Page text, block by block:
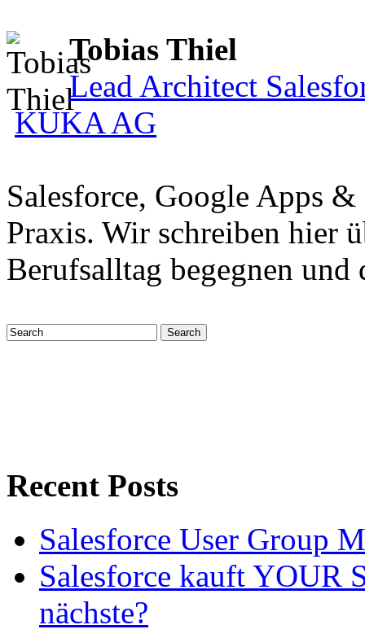
Tobias Thiel
Lead Architect
KUKA AG
Salesforce, Google Apps
Praxis. Wir schreiben hier
Berufsalltag begegnen
Recent Posts
Salesforce User Group
Salesforce kauft YOUR
nächste?